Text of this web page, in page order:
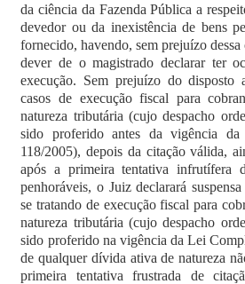
da ciência da Fazenda Pública a
devedor ou da inexistência de bens
fornecido, havendo, sem prejuízo
dever de o magistrado declarar ter
execução. Sem prejuízo do disposto
casos de execução fiscal para
natureza tributária (cujo despacho
sido proferido antes da vigência
118/2005), depois da citação válida,
após a primeira tentativa infrutífera
penhoráveis, o Juiz declarará
se tratando de execução fiscal para
natureza tributária (cujo despacho
sido proferido na vigência da Lei
de qualquer dívida ativa de natureza
primeira tentativa frustrada de